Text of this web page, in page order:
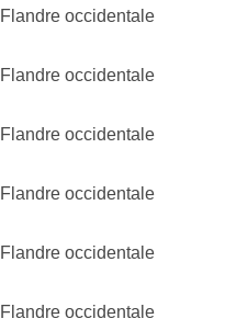
Flandre occidentale
Flandre occidentale
Flandre occidentale
Flandre occidentale
Flandre occidentale
Flandre occidentale